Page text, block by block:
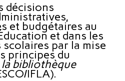
décisions
et budgétaires au
et dans les
par la mise
principes du
bibliothèque
IFLA).